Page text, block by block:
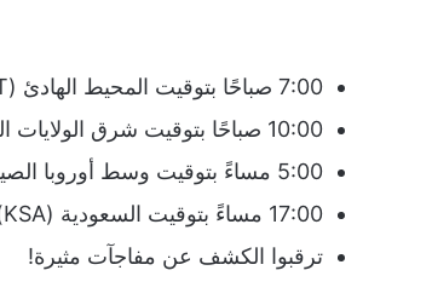
7:00 صباحًا بتوقيت المحيط الهادئ (PT)
10:00 صباحًا بتوقيت شرق الولايات المتحدة (ET)
5:00 مساءً بتوقيت وسط أوروبا الصيفي (CEST)
17:00 مساءً بتوقيت السعودية (KSA)
ترقبوا الكشف عن مفاجآت مثيرة!